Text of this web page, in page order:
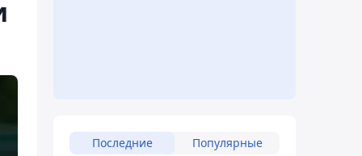
Последние Популярные